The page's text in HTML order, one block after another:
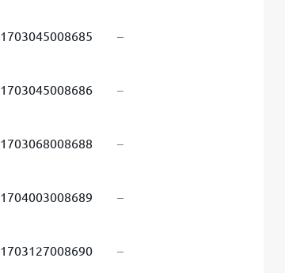
1703045008685 –
1703045008686 –
1703068008688 –
1704003008689 –
1703127008690 –